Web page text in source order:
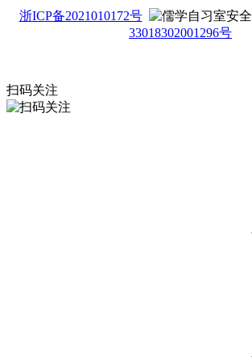
浙ICP备2021010172号
33018302001296号
扫码关注